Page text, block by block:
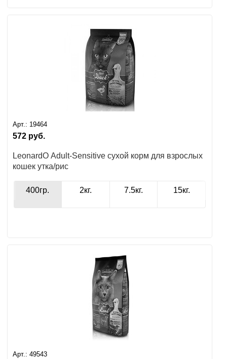
Арт.: 19464
572 руб.
LeonardO Adult-Sensitive сухой корм для взрослых
кошек утка/рис
400гр. 2кг. 7.5кг. 15кг.
Арт.: 49543